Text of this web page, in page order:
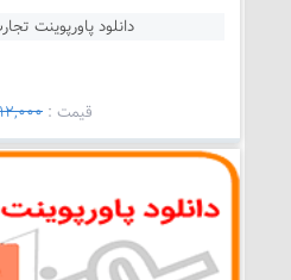
دانلود پاورپوینت
قيمت : 12,000